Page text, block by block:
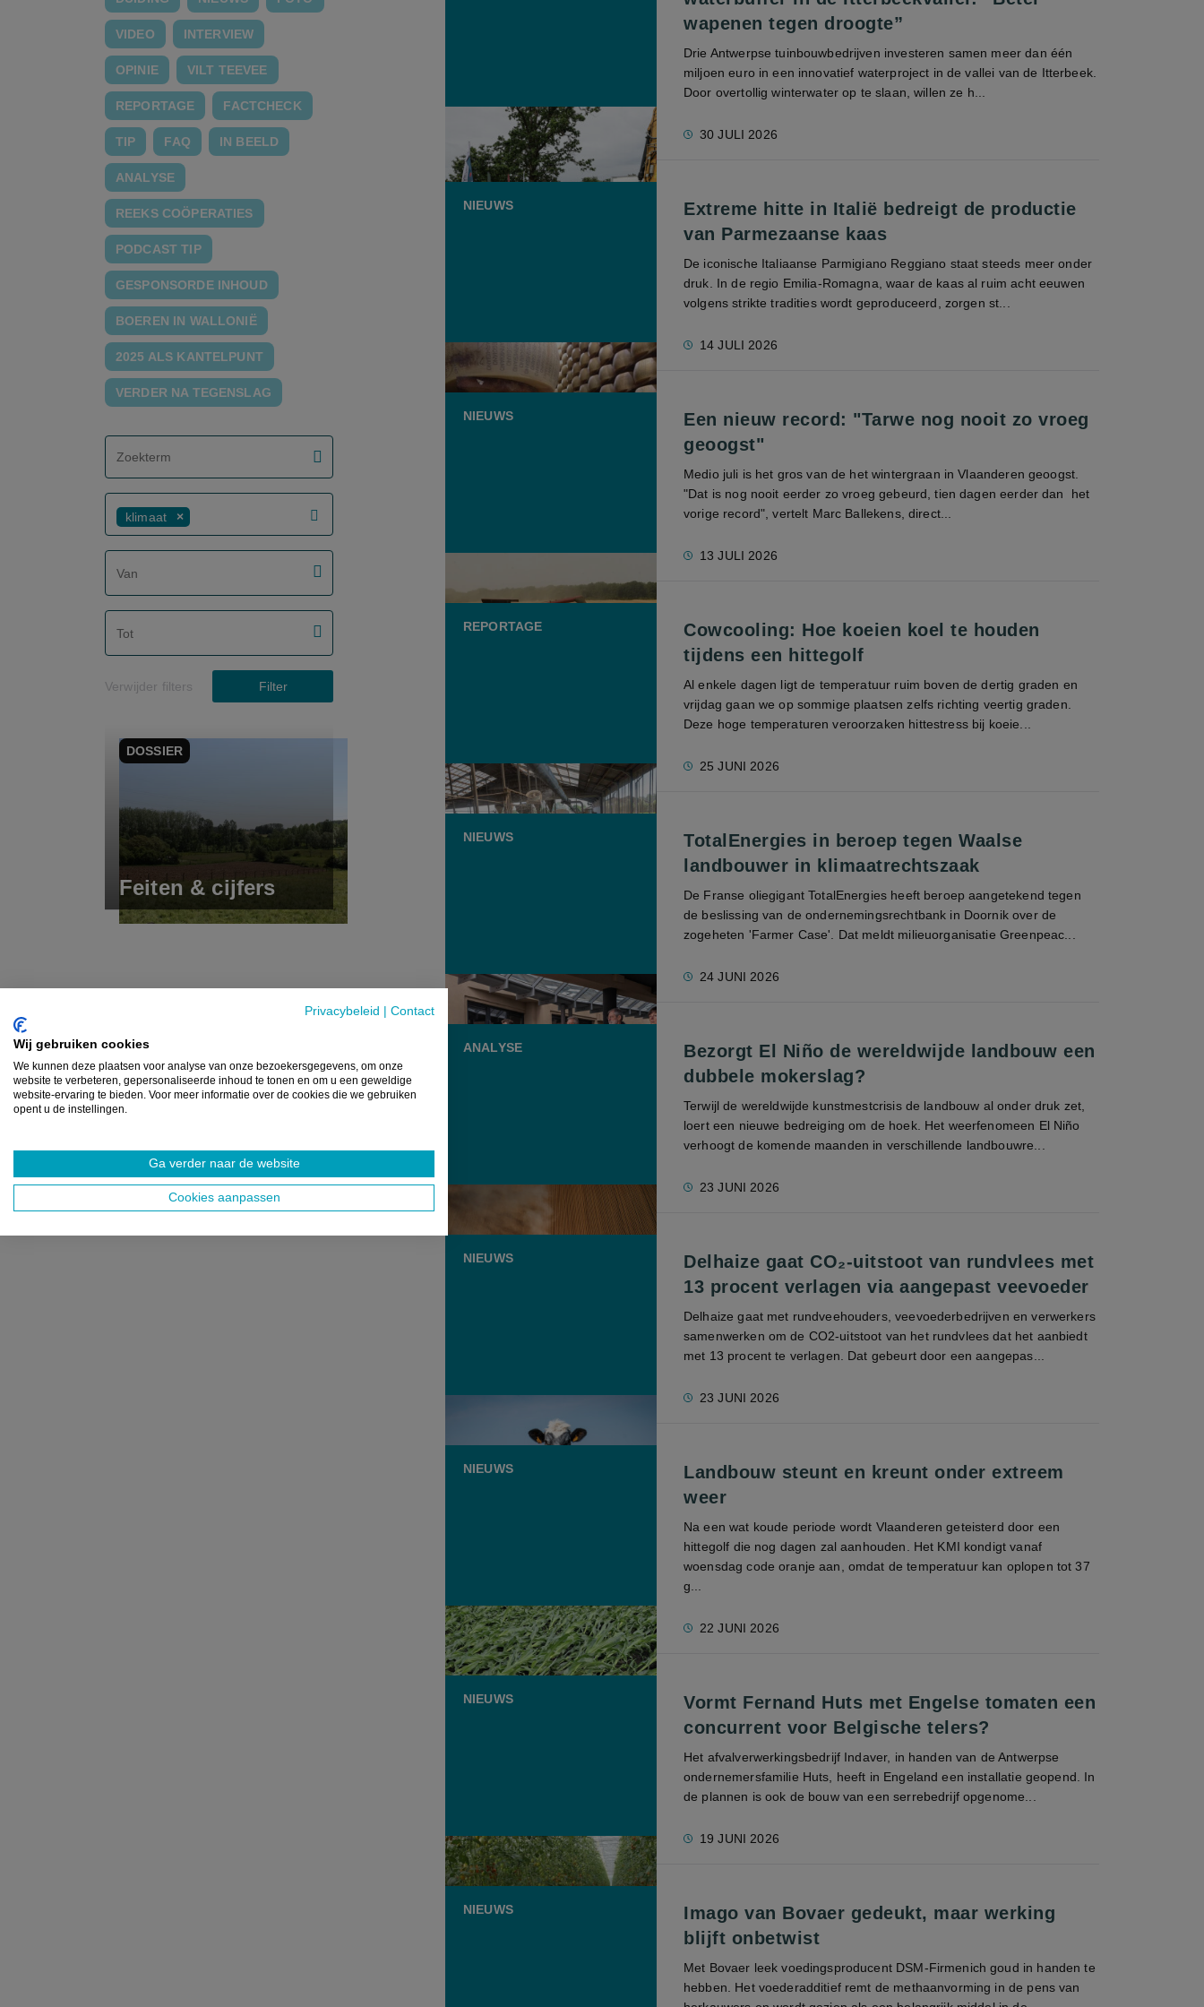
Privacybeleid | Contact
Wij gebruiken cookies
We kunnen deze plaatsen voor analyse van onze bezoekersgegevens, om onze
website te verbeteren, gepersonaliseerde inhoud te tonen en om u een geweldige
website-ervaring te bieden. Voor meer informatie over de cookies die we gebruiken
opent u de instellingen.
Ga verder naar de website
Cookies aanpassen
VIDEO INTERVIEW
OPINIE VILT TEEVEE
REPORTAGE FACTCHECK
TIP FAQ IN BEELD
ANALYSE
REEKS COÖPERATIES
PODCAST TIP
GESPONSORDE INHOUD
BOEREN IN WALLONIË
2025 ALS KANTELPUNT
VERDER NA TEGENSLAG
screenreader.filter search label
klimaat
screenreader.filter from date label
screenreader.filter to date label
Verwijder filters Filter
DOSSIER
Feiten & cijfers
wapenen tegen droogte”
Drie Antwerpse tuinbouwbedrijven investeren samen meer dan één
miljoen euro in een innovatief waterproject in de vallei van de Itterbeek.
Door overtollig winterwater op te slaan, willen ze h...
30 JULI 2026
Extreme hitte in Italië bedreigt de productie
van Parmezaanse kaas
De iconische Italiaanse Parmigiano Reggiano staat steeds meer onder
druk. In de regio Emilia-Romagna, waar de kaas al ruim acht eeuwen
volgens strikte tradities wordt geproduceerd, zorgen st...
14 JULI 2026
NIEUWS
Een nieuw record: "Tarwe nog nooit zo vroeg
geoogst"
Medio juli is het gros van de het wintergraan in Vlaanderen geoogst.
"Dat is nog nooit eerder zo vroeg gebeurd, tien dagen eerder dan het
vorige record", vertelt Marc Ballekens, direct...
13 JULI 2026
NIEUWS
Cowcooling: Hoe koeien koel te houden
tijdens een hittegolf
Al enkele dagen ligt de temperatuur ruim boven de dertig graden en
vrijdag gaan we op sommige plaatsen zelfs richting veertig graden.
Deze hoge temperaturen veroorzaken hittestress bij koeie...
25 JUNI 2026
REPORTAGE
TotalEnergies in beroep tegen Waalse
landbouwer in klimaatrechtszaak
De Franse oliegigant TotalEnergies heeft beroep aangetekend tegen
de beslissing van de ondernemingsrechtbank in Doornik over de
zogeheten 'Farmer Case'. Dat meldt milieuorganisatie Greenpeac...
24 JUNI 2026
NIEUWS
Bezorgt El Niño de wereldwijde landbouw een
dubbele mokerslag?
Terwijl de wereldwijde kunstmestcrisis de landbouw al onder druk zet,
loert een nieuwe bedreiging om de hoek. Het weerfenomeen El Niño
verhoogt de komende maanden in verschillende landbouwre...
23 JUNI 2026
ANALYSE
Delhaize gaat CO₂-uitstoot van rundvlees met
13 procent verlagen via aangepast veevoeder
Delhaize gaat met rundveehouders, veevoederbedrijven en verwerkers
samenwerken om de CO2-uitstoot van het rundvlees dat het aanbiedt
met 13 procent te verlagen. Dat gebeurt door een aangepas...
23 JUNI 2026
NIEUWS
Landbouw steunt en kreunt onder extreem
weer
Na een wat koude periode wordt Vlaanderen geteisterd door een
hittegolf die nog dagen zal aanhouden. Het KMI kondigt vanaf
woensdag code oranje aan, omdat de temperatuur kan oplopen tot 37
g...
22 JUNI 2026
NIEUWS
Vormt Fernand Huts met Engelse tomaten een
concurrent voor Belgische telers?
Het afvalverwerkingsbedrijf Indaver, in handen van de Antwerpse
ondernemersfamilie Huts, heeft in Engeland een installatie geopend. In
de plannen is ook de bouw van een serrebedrijf opgenome...
19 JUNI 2026
NIEUWS
Imago van Bovaer gedeukt, maar werking
blijft onbetwist
Met Bovaer leek voedingsproducent DSM-Firmenich goud in handen te
hebben. Het voederadditief remt de methaanvorming in de pens van
NIEUWS